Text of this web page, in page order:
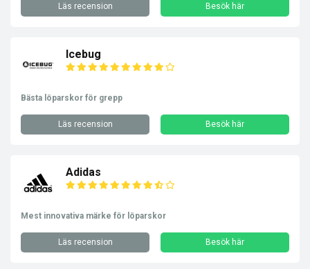
Läs recension Besök här
Icebug
Bästa löparskor för grepp
Läs recension Besök här
Adidas
Mest innovativa märke för löparskor
Läs recension Besök här